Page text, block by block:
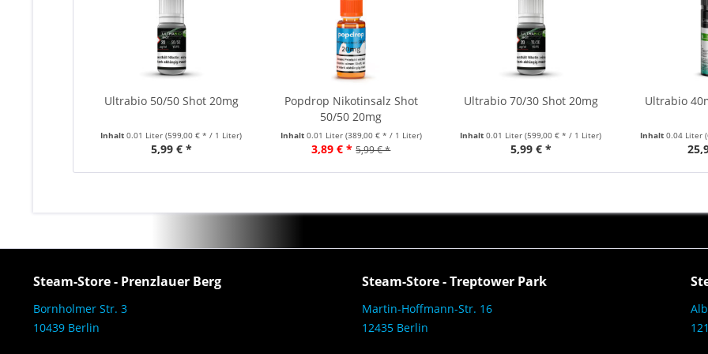
Ultrabio 50/50 Shot 20mg
Inhalt0.01 Liter(599,00 € * / 1 Liter)
5,99 € *
Popdrop Nikotinsalz Shot
50/50 20mg
Inhalt 0.01 Liter (389,00 € * / 1 Liter)
3,89 € * 5,99 € *
Ultrabio 70/30 Shot 20mg
Inhalt0.01 Liter(599,00 € * / 1 Liter)
5,99 € *
Ultrabio
Inhalt0.04 Liter
Steam-Store - Prenzlauer Berg
Bornholmer Str. 3
10439 Berlin
Steam-Store - Treptower Park
Martin-Hoffmann-Str. 16
12435 Berlin